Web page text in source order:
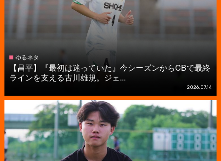
ゆるネタ
【昌平】『最初は迷っていた』今シーズンからCBで最終
ラインを支える古川雄規。ジェ...
2026.07.14